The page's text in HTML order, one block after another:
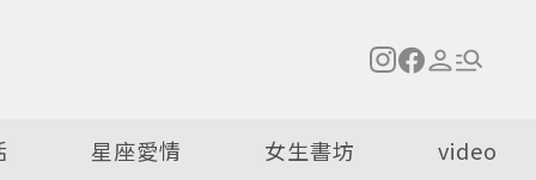
星座愛情 女生書坊 video